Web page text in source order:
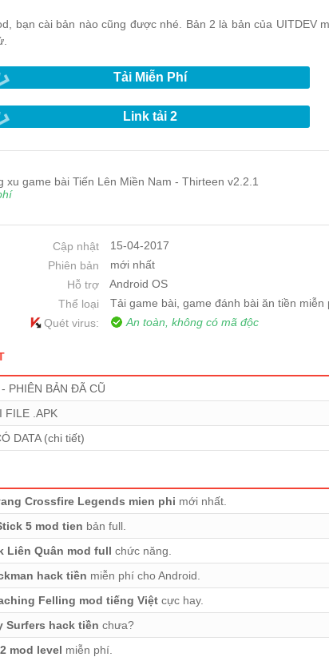
bạn cài bản nào cũng được nhé. Bản 2 là bản của UITDEV
Tải Miễn Phí
Link tải 2
xu game bài Tiến Lên Miền Nam - Thirteen v2.2.1
Cập nhật
15-04-2017
Phiên bản
mới nhất
Hỗ trợ
Android OS
Thể loại
Tải game bài, game đánh bài ăn tiền miễn
Quét virus:
An toàn, không có mã độc
PHIÊN BẢN ĐÃ CŨ
FILE .APK
DATA (chi tiết)
Crossfire Legends mien phi mới nhất.
5 mod tien bản full.
Liên Quân mod full chức năng.
hack tiền miễn phí cho Android.
Felling mod tiếng Việt cực hay.
Surfers hack tiền chưa?
mod level miễn phí.